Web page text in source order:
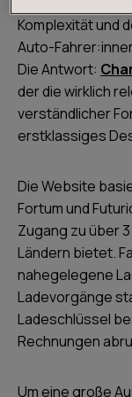
Komplexität und
Auto-
Die Antwort:
der die wirklich
verständlicher
erstklassiges
Die Website
Fortum und
Zugang zu über
Ländern bietet.
nahegelegene
Ladevorgänge
Ladeschlüssel
Rechnungen
Um eine große